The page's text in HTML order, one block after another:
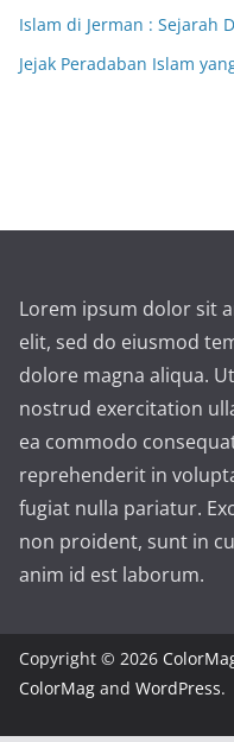
Islam di Jerman : Sejarah
Jejak Peradaban Islam
Lorem ipsum dolor sit
elit, sed do eiusmod
dolore magna aliqua.
nostrud exercitation
ea commodo
reprehenderit in
fugiat nulla pariatur.
non proident, sunt in
anim id est laborum.
Copyright © 2026
ColorMag and WordPress.